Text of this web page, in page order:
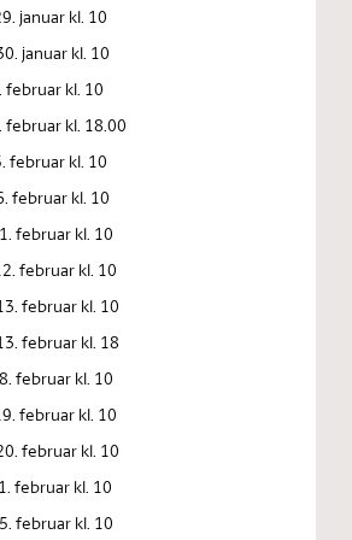
januar kl. 10
januar kl. 10
februar kl. 10
kl. 18.00
februar kl. 10
februar kl. 10
februar kl. 10
februar kl. 10
februar kl. 10
februar kl. 18
februar kl. 10
februar kl. 10
februar kl. 10
februar kl. 10
februar kl. 10